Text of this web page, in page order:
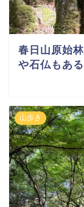
春日山原始
や石仏もあ
山歩き